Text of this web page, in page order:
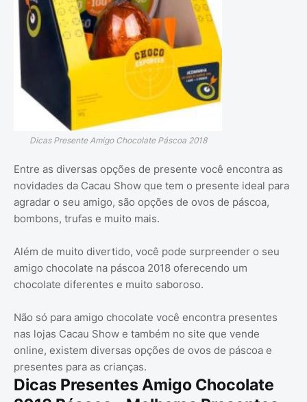
Dicas Presente Amigo Chocolate Páscoa 2018
Entre as diversas opções de presente você encontra as
novidades da Cacau Show que tem o presente ideal para
agradar o seu amigo, são opções de ovos de páscoa,
bombons, trufas e muito mais.
Além de muito divertido, você pode surpreender o seu
amigo chocolate na páscoa 2018 oferecendo um
chocolate diferentes e muito saboroso.
Não só para amigo chocolate você encontra presentes
nas lojas Cacau Show e também no site que vende
online, existem diversas opções de ovos de páscoa e
presentes para as crianças.
Dicas Presentes Amigo Chocolate